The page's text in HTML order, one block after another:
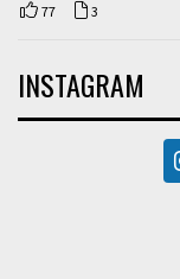
77 3
INSTAGRAM